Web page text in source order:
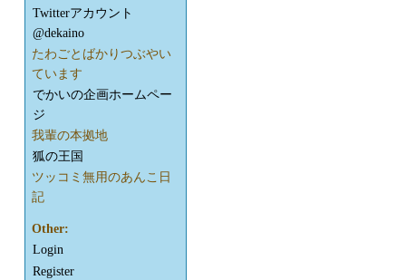
Twitterアカウント
@dekaino
たわごとばかりつぶやい
ています
でかいの企画ホームペー
ジ
我輩の本拠地
狐の王国
ツッコミ無用のあんこ日
記
Other:
Login
Register